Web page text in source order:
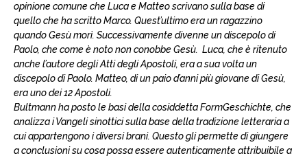
opinione comune che Luca e Matteo scrivano sulla base di
quello che ha scritto Marco. Quest’ultimo era un ragazzino
quando Gesù morì. Successivamente divenne un discepolo di
Paolo, che come è noto non conobbe Gesù. Luca, che è ritenuto
anche l’autore degli Atti degli Apostoli, era a sua volta un
discepolo di Paolo. Matteo, di un paio d’anni più giovane di Gesù,
era uno dei 12 Apostoli.
Bultmann ha posto le basi della cosiddetta FormGeschichte, che
analizza i Vangeli sinottici sulla base della tradizione letteraria a
cui appartengono i diversi brani. Questo gli permette di giungere
a conclusioni su cosa possa essere autenticamente attribuibile a